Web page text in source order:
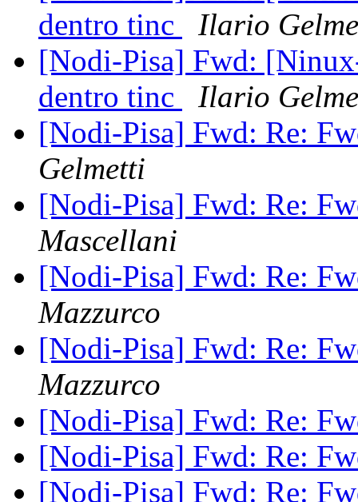
dentro tinc
Ilario
[Nodi-Pisa] Fwd:
dentro tinc
Ilario
[Nodi-Pisa] Fwd: Re:
Gelmetti
[Nodi-Pisa] Fwd: Re:
Mascellani
[Nodi-Pisa] Fwd: Re:
Mazzurco
[Nodi-Pisa] Fwd: Re:
Mazzurco
[Nodi-Pisa] Fwd: Re:
[Nodi-Pisa] Fwd: Re:
[Nodi-Pisa] Fwd: Re: